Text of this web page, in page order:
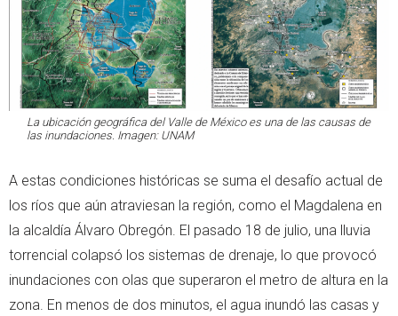
La ubicación geográfica del Valle de México es una de las causas de
las inundaciones. Imagen: UNAM
A estas condiciones históricas se suma el desafío actual de
los ríos que aún atraviesan la región, como el Magdalena en
la alcaldía Álvaro Obregón. El pasado 18 de julio, una lluvia
torrencial colapsó los sistemas de drenaje, lo que provocó
inundaciones con olas que superaron el metro de altura en la
zona. En menos de dos minutos, el agua inundó las casas y